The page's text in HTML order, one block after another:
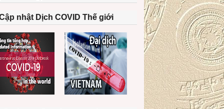
nhật Dịch COVID Thế giới